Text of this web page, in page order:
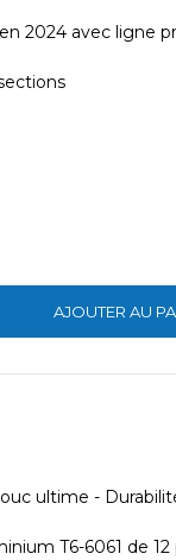
2024 avec ligne
AJOUTER AU
ultime -
T6-6061 de